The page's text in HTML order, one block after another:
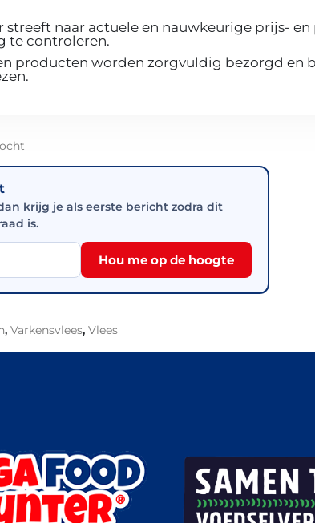
streeft naar actuele en nauwkeurige prijs-
te controleren.
producten worden zorgvuldig bezorgd en
krijg je als eerste bericht zodra dit
is.
Hou me op de hoogte
, Varkensvlees, Vlees